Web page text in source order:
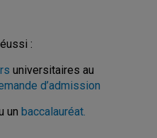
:
universitaires au
d’admission
un baccalauréat.